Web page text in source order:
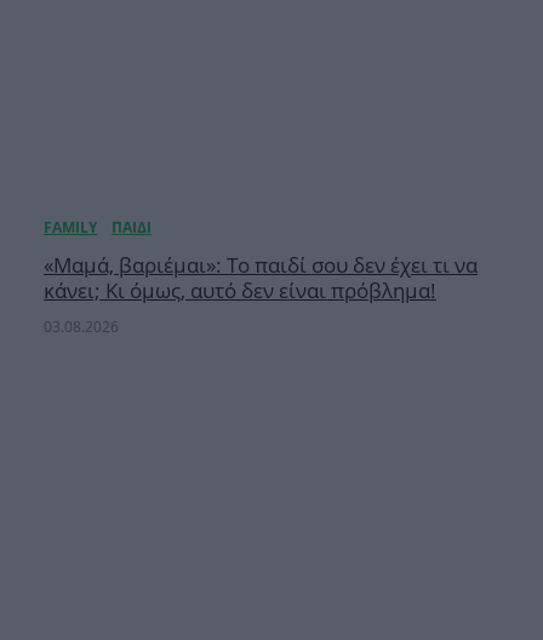
«Μαμά, βαριέμαι»: Το παιδί σου δεν έχει τι να
κάνει; Κι όμως, αυτό δεν είναι πρόβλημα!
03.08.2026